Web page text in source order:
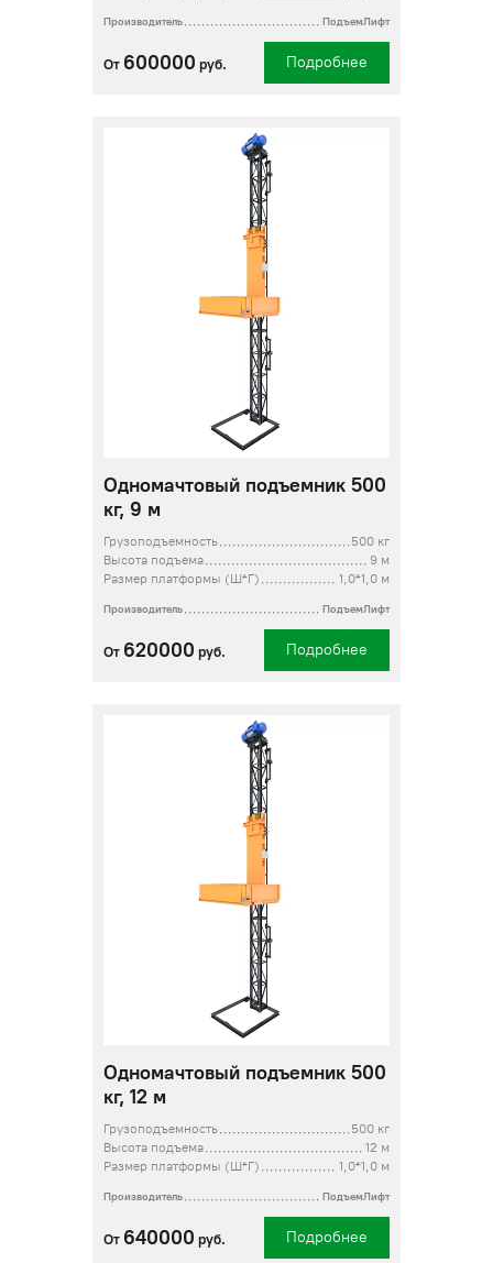
Производитель ПодъемЛифт
От 600000 руб. Подробнее
Одномачтовый подъемник 500
кг, 9 м
Грузоподъемность
500 кг
Высота подъема
9 м
Размер платформы (Ш*Г)
1,0*1,0 м
Производитель ПодъемЛифт
От 620000 руб. Подробнее
Одномачтовый подъемник 500
кг, 12 м
Грузоподъемность
500 кг
Высота подъема
12 м
Размер платформы (Ш*Г)
1,0*1,0 м
Производитель ПодъемЛифт
От 640000 руб. Подробнее